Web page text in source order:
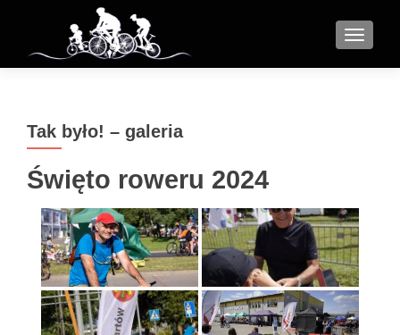
MENU
Tak było! – galeria
Święto roweru 2024